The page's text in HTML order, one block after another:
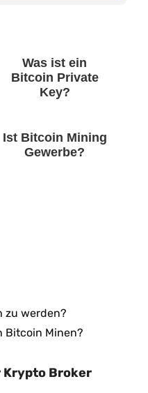
Was ist ein
Bitcoin Private
Key?
Ist Bitcoin Mining
Gewerbe?
zu werden?
Bitcoin Minen?
Krypto Broker